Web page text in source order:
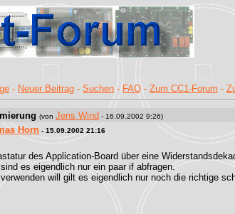
- Neuer Beitrag - Suchen - FAQ - Zum CC1-Forum -
(von Jens Wind - 16.09.2002 9:26)
Horn - 15.09.2002 21:16
des Application-Board über eine
es eigendlich nur ein paar if abfragen.
will gilt es eigendlich nur noch die richtige